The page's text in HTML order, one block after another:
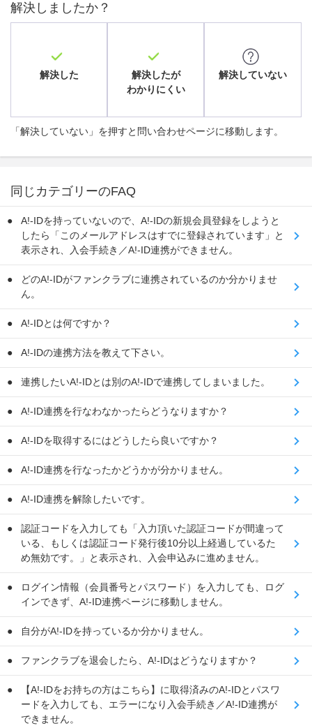
解決しましたか？
解決した
解決したが
わかりにくい
解決していない
「解決していない」を押すと問い合わせページに移動します。
同じカテゴリーのFAQ
A!-IDを持っていないので、A!-IDの新規会員登録をしようと
したら「このメールアドレスはすでに登録されています」と
表示され、入会手続き／A!-ID連携ができません。
どのA!-IDがファンクラブに連携されているのか分かりませ
ん。
A!-IDとは何ですか？
A!-IDの連携方法を教えて下さい。
連携したいA!-IDとは別のA!-IDで連携してしまいました。
A!-ID連携を行なわなかったらどうなりますか？
A!-IDを取得するにはどうしたら良いですか？
A!-ID連携を行なったかどうかが分かりません。
A!-ID連携を解除したいです。
認証コードを入力しても「入力頂いた認証コードが間違って
いる、もしくは認証コード発行後10分以上経過しているた
め無効です。」と表示され、入会申込みに進めません。
ログイン情報（会員番号とパスワード）を入力しても、ログ
インできず、A!-ID連携ページに移動しません。
自分がA!-IDを持っているか分かりません。
ファンクラブを退会したら、A!-IDはどうなりますか？
【A!-IDをお持ちの方はこちら】に取得済みのA!-IDとパスワ
ードを入力しても、エラーになり入会手続き／A!-ID連携が
できません。